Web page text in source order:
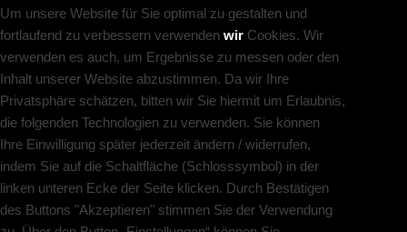
Um unsere Website für Sie optimal zu gestalten und
fortlaufend zu verbessern verwenden wir Cookies. Wir
verwenden es auch, um Ergebnisse zu messen oder den
Inhalt unserer Website abzustimmen. Da wir Ihre
Privatsphäre schätzen, bitten wir Sie hiermit um Erlaubnis,
die folgenden Technologien zu verwenden. Sie können
Ihre Einwilligung später jederzeit ändern / widerrufen,
indem Sie auf die Schaltfläche (Schlosssymbol) in der
linken unteren Ecke der Seite klicken. Durch Bestätigen
des Buttons "Akzeptieren" stimmen Sie der Verwendung